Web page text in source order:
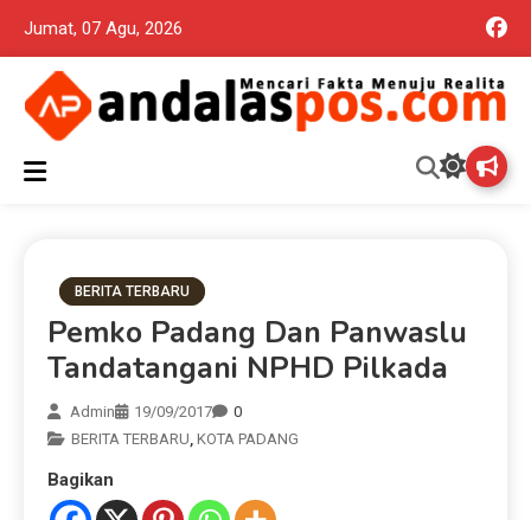
Jumat, 07 Agu, 2026
Andalas Pos Situs Berita
Mencari Fakta Menuju Realita memuat ragam berita aktual dan
terpercaya seputar politik nasional, daerah dan ragam berita
BERITA TERBARU
Pemko Padang Dan Panwaslu
Tandatangani NPHD Pilkada
Admin 19/09/2017
0
BERITA TERBARU KOTA PADANG
Bagikan